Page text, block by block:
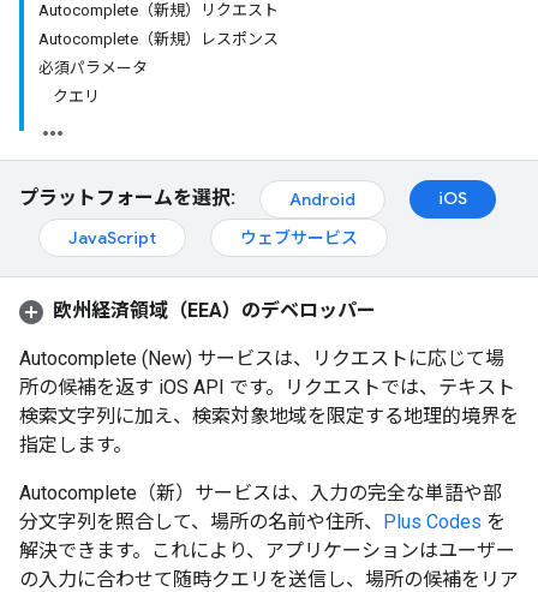
Autocomplete（新規）リクエスト
Autocomplete（新規）レスポンス
必須パラメータ
クエリ
プラットフォームを選択: Android
iOS
JavaScript
ウェブサービス
欧州経済領域（EEA）のデベロッパー
Autocomplete (New) サービスは、リクエストに応じて場
所の候補を返す iOS API です。リクエストでは、テキスト
検索文字列に加え、検索対象地域を限定する地理的境界を
指定します。
Autocomplete（新）サービスは、入力の完全な単語や部
分文字列を照合して、場所の名前や住所、 Plus Codes を
解決できます。これにより、アプリケーションはユーザー
の入力に合わせて随時クエリを送信し、場所の候補をリア